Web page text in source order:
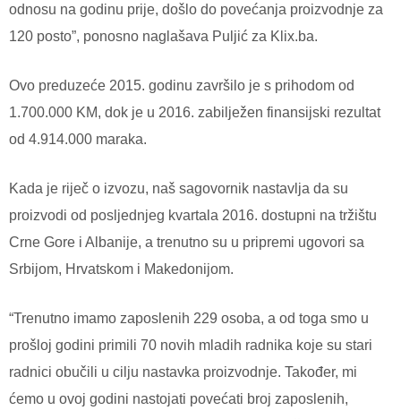
odnosu na godinu prije, došlo do povećanja proizvodnje za
120 posto”, ponosno naglašava Puljić za Klix.ba.
Ovo preduzeće 2015. godinu završilo je s prihodom od
1.700.000 KM, dok je u 2016. zabilježen finansijski rezultat
od 4.914.000 maraka.
Kada je riječ o izvozu, naš sagovornik nastavlja da su
proizvodi od posljednjeg kvartala 2016. dostupni na tržištu
Crne Gore i Albanije, a trenutno su u pripremi ugovori sa
Srbijom, Hrvatskom i Makedonijom.
“Trenutno imamo zaposlenih 229 osoba, a od toga smo u
prošloj godini primili 70 novih mladih radnika koje su stari
radnici obučili u cilju nastavka proizvodnje. Također, mi
ćemo u ovoj godini nastojati povećati broj zaposlenih,